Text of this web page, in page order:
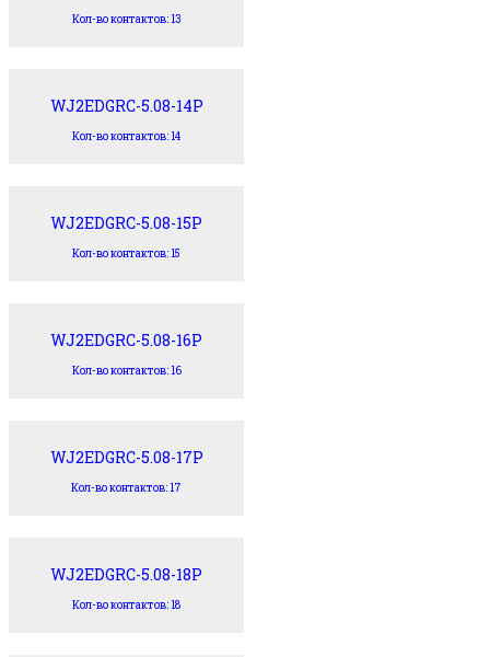
Кол-во контактов: 13
WJ2EDGRC-5.08-14P
Кол-во контактов: 14
WJ2EDGRC-5.08-15P
Кол-во контактов: 15
WJ2EDGRC-5.08-16P
Кол-во контактов: 16
WJ2EDGRC-5.08-17P
Кол-во контактов: 17
WJ2EDGRC-5.08-18P
Кол-во контактов: 18